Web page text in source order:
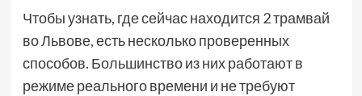
Чтобы узнать, где сейчас находится 2 трамвай
во Львове, есть несколько проверенных
способов. Большинство из них работают в
режиме реального времени и не требуют